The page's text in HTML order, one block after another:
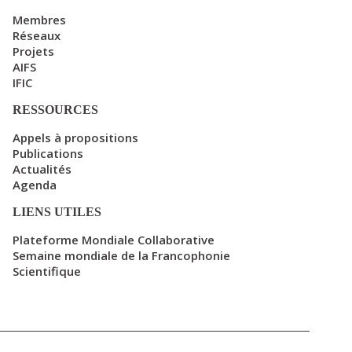
Membres
Réseaux
Projets
AIFS
IFIC
RESSOURCES
Appels à propositions
Publications
Actualités
Agenda
LIENS UTILES
Plateforme Mondiale Collaborative
Semaine mondiale de la Francophonie
Scientifique